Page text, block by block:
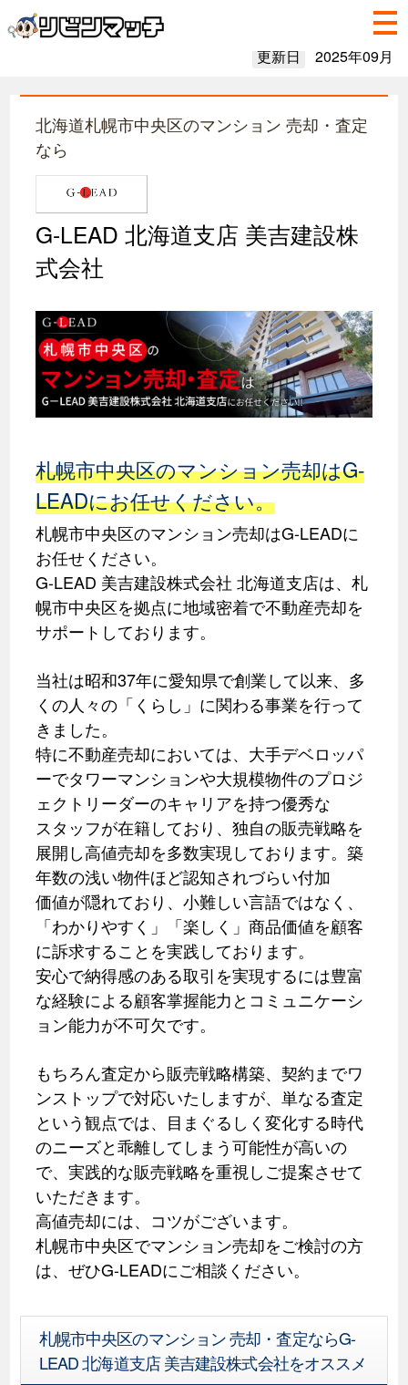
更新日 2025年09月
北海道札幌市中央区のマンション 売却・査定
なら
G-LEAD 北海道支店 美吉建設株
式会社
札幌市中央区のマンション売却はG-
LEADにお任せください。
札幌市中央区のマンション売却はG-LEADに
お任せください。
G-LEAD 美吉建設株式会社 北海道支店は、札
幌市中央区を拠点に地域密着で不動産売却を
サポートしております。
当社は昭和37年に愛知県で創業して以来、多
くの人々の「くらし」に関わる事業を行って
きました。
特に不動産売却においては、大手デベロッパ
ーでタワーマンションや大規模物件のプロジ
ェクトリーダーのキャリアを持つ優秀な
スタッフが在籍しており、独自の販売戦略を
展開し高値売却を多数実現しております。築
年数の浅い物件ほど認知されづらい付加
価値が隠れており、小難しい言語ではなく、
「わかりやすく」「楽しく」商品価値を顧客
に訴求することを実践しております。
安心で納得感のある取引を実現するには豊富
な経験による顧客掌握能力とコミュニケーシ
ョン能力が不可欠です。
もちろん査定から販売戦略構築、契約までワ
ンストップで対応いたしますが、単なる査定
という観点では、目まぐるしく変化する時代
のニーズと乖離してしまう可能性が高いの
で、実践的な販売戦略を重視しご提案させて
いただきます。
高値売却には、コツがございます。
札幌市中央区でマンション売却をご検討の方
は、ぜひG-LEADにご相談ください。
札幌市中央区のマンション 売却・査定ならG-
LEAD 北海道支店 美吉建設株式会社をオススメ